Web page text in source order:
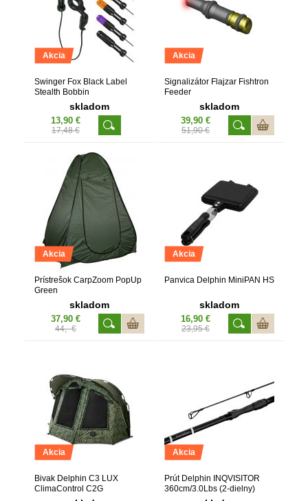
Akcia
Swinger Fox Black Label
Stealth Bobbin
skladom
13,90 €
17,48 €
Akcia
Signalizátor Flajzar Fishtron
Feeder
skladom
39,90 €
51,90 €
Akcia
Prístrešok CarpZoom PopUp
Green
skladom
37,90 €
44,- €
Akcia
Panvica Delphin MiniPAN HS
skladom
16,90 €
23,95 €
Akcia
Bivak Delphin C3 LUX
ClimaControl C2G
Akcia
Prút Delphin INQVISITOR
360cm/3.0Lbs (2-dielny)